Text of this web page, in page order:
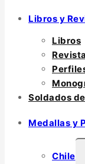
Libros y
Libros
Soldados
Medallas y
Chile